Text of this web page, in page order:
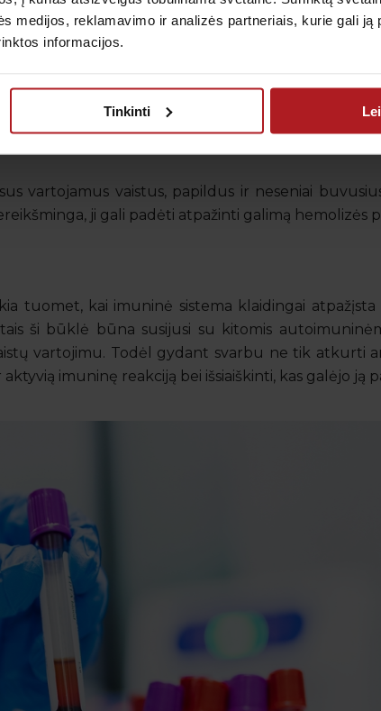
medijos, reklamavimo ir analizės partneriais, kurie gali ją
informacijos.
Tinkinti
eigoje. Ją gali paskatinti tam tikros
perpylimo reakcijos, mechaninis eritrocitų
kraujagyslių pažeidimai.
vartojamus vaistus, papildus ir neseniai
ji gali padėti atpažinti galimą hemolizės
tuomet, kai imuninė sistema klaidingai
ši būklė būna susijusi su kitomis
vartojimu. Todėl gydant svarbu ne tik atkurti
imuninę reakciją bei išsiaiškinti, kas galėjo ją